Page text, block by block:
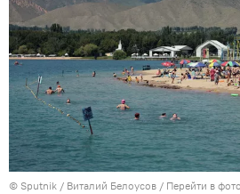
© Sputnik / Виталий Белоусов / Перейти в